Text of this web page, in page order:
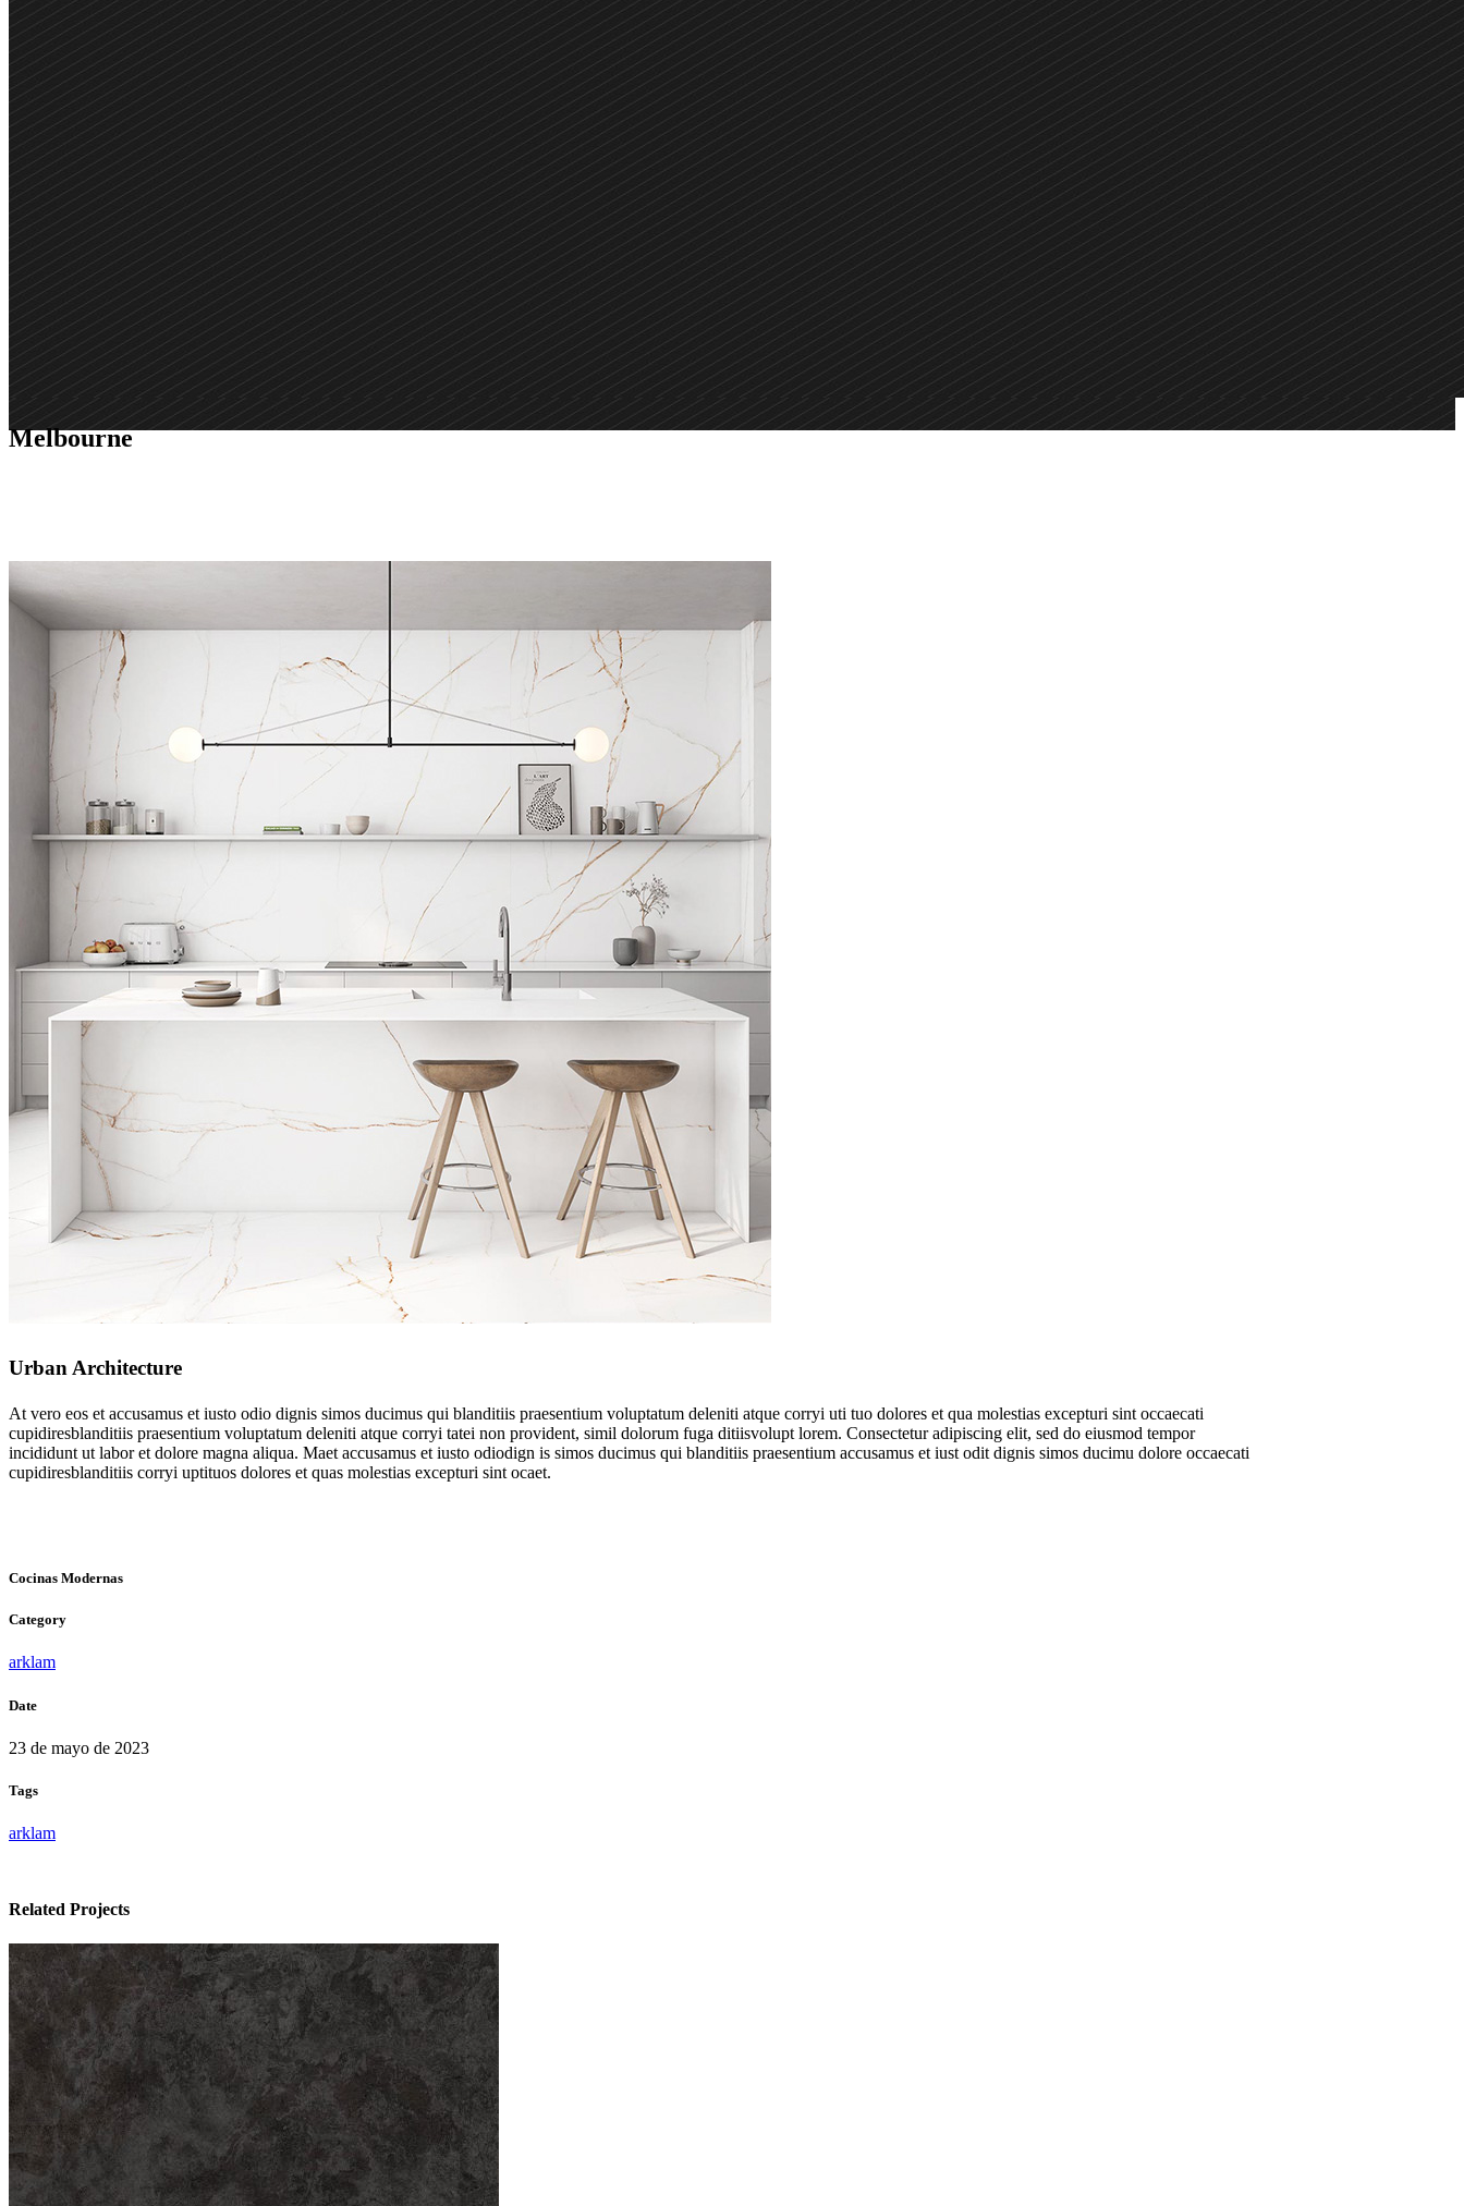
Melbourne
Urban Architecture
At vero eos et accusamus et iusto odio dignis simos ducimus qui blanditiis praesentium voluptatum deleniti atque corryi uti tuo dolores et qua molestias excepturi sint occaecati
cupidiresblanditiis praesentium voluptatum deleniti atque corryi tatei non provident, simil dolorum fuga ditiisvolupt lorem. Consectetur adipiscing elit, sed do eiusmod tempor
incididunt ut labor et dolore magna aliqua. Maet accusamus et iusto odiodign is simos ducimus qui blanditiis praesentium accusamus et iust odit dignis simos ducimu dolore occaecati
cupidiresblanditiis corryi uptituos dolores et quas molestias excepturi sint ocaet.
Cocinas Modernas
Category
arklam
Date
23 de mayo de 2023
Tags
arklam
Related Projects